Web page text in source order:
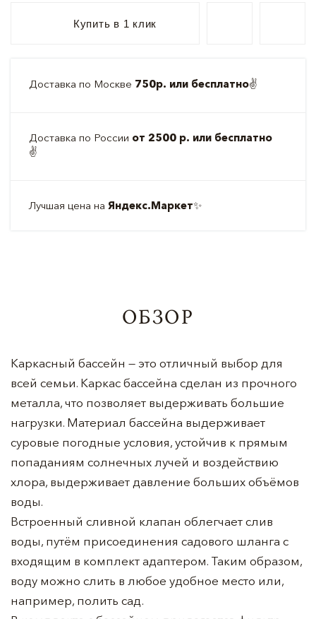
Купить в 1 клик
Доставка по Москве 750р. или бесплатно✌️
Доставка по России от 2500 р. или бесплатно
✌️
Лучшая цена на Яндекс.Маркет✨
ОБЗОР
Каркасный бассейн — это отличный выбор для
всей семьи. Каркас бассейна сделан из прочного
металла, что позволяет выдерживать большие
нагрузки. Материал бассейна выдерживает
суровые погодные условия, устойчив к прямым
попаданиям солнечных лучей и воздействию
хлора, выдерживает давление больших объёмов
воды.
Встроенный сливной клапан облегчает слив
воды, путём присоединения садового шланга с
входящим в комплект адаптером. Таким образом,
воду можно слить в любое удобное место или,
например, полить сад.